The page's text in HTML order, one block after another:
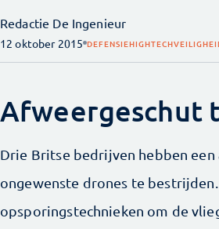
Redactie De Ingenieur
12 oktober 2015 DEFENSIEHIGHTECH
Afweergeschut
Drie Britse bedrijven hebben
ongewenste drones te
opsporingstechnieken om de